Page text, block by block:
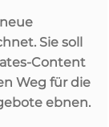
Sie soll
Content
Weg für die
ebnen.